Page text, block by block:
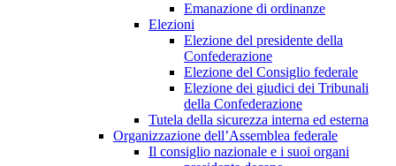
Emanazione di ordinanze
Elezioni
Elezione del presidente della
Confederazione
Elezione del Consiglio federale
Elezione dei giudici dei Tribunali
della Confederazione
Tutela della sicurezza interna ed esterna
Organizzazione dell’Assemblea federale
Il consiglio nazionale e i suoi organi